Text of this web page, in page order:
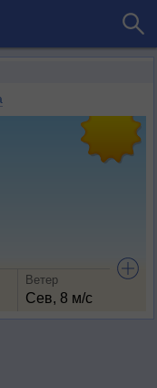
Ветер
Сев, 8 м/с